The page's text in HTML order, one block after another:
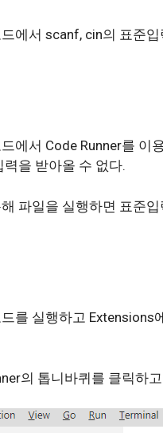
에서 scanf, cin의 표준입
에서 Code Runner를
을 받아올 수 없다.
파일을 실행하면 표준
를 실행하고 Extensions
의 톱니바퀴를 클릭하